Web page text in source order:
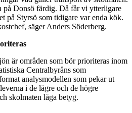
på Donsö färdig. Då får vi ytterligare
på Styrsö som tidigare var enda kök.
säger Anders Söderberg.
är områden som bör prioriteras inom
Centralbyråns som
analysmodellen som pekar ut
i de lägre och de högre
skolmaten låga betyg.